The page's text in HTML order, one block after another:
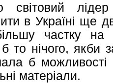
в Україні ще
частку на
то нічого, якби
б можливості
матеріали.